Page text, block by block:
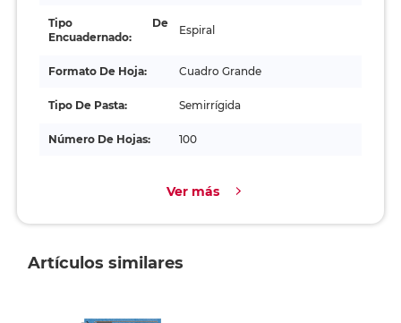
Tipo De
Encuadernado:
Espiral
Formato De Hoja: Cuadro Grande
Tipo De Pasta: Semirrígida
Número De Hojas: 100
Ver más
Artículos similares